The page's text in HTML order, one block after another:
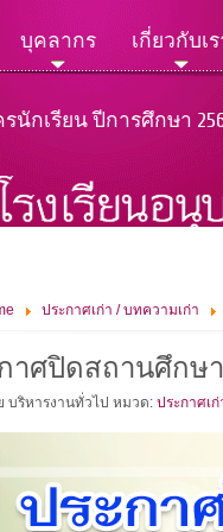
บุคลากร เกี่ยวกับเ
นักเรียน ปีการศึกษา
ประกาศเก่า / บทความเก่า
าศปิดสถานศึกษ
บริหารงานทั่วไป หมวด: ประกาศเ